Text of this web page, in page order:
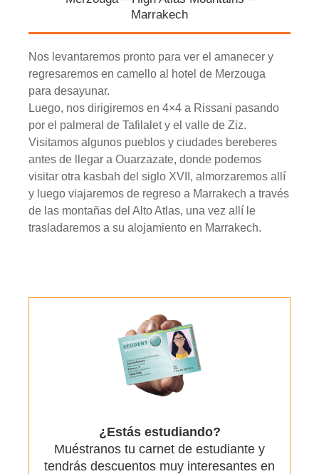
Marrakech
Nos levantaremos pronto para ver el amanecer y
regresaremos en camello al hotel de Merzouga
para desayunar.
Luego, nos dirigiremos en 4×4 a Rissani pasando
por el palmeral de Tafilalet y el valle de Ziz.
Visitamos algunos pueblos y ciudades bereberes
antes de llegar a Ouarzazate, donde podemos
visitar otra kasbah del siglo XVII, almorzaremos allí
y luego viajaremos de regreso a Marrakech a través
de las montañas del Alto Atlas, una vez allí le
trasladaremos a su alojamiento en Marrakech.
¿Estás estudiando?
Muéstranos tu carnet de estudiante y
tendrás descuentos muy interesantes en